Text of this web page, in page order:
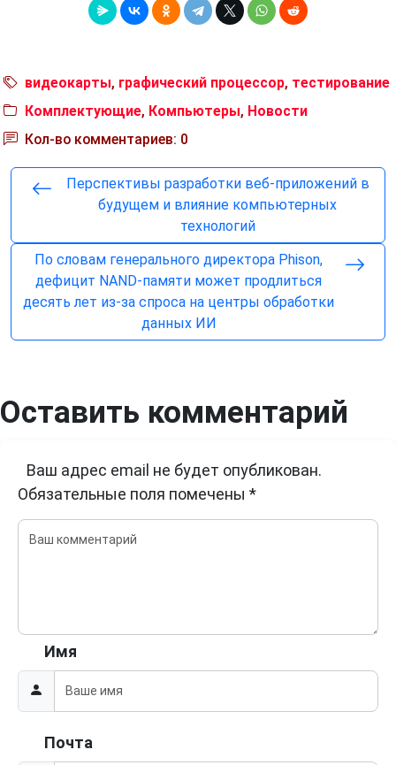
видеокарты, графический процессор, тестирование
Комплектующие, Компьютеры, Новости
Кол-во комментариев: 0
Перспективы разработки веб-приложений в
будущем и влияние компьютерных
технологий
По словам генерального директора Phison,
дефицит NAND-памяти может продлиться
десять лет из-за спроса на центры обработки
данных ИИ
Оставить комментарий
Ваш адрес email не будет опубликован.
Обязательные поля помечены *
Имя
Почта